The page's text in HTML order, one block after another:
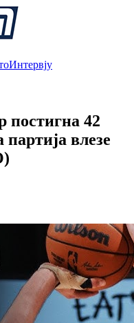
Интервју
постигна 42
партија влезе